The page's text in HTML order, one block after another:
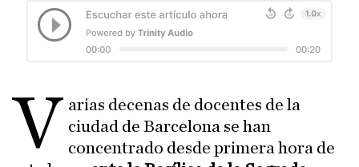
V arias decenas de docentes de la
ciudad de Barcelona se han
concentrado desde primera hora de